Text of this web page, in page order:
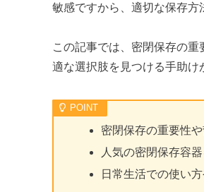
敏感ですから、適切な保存方
この記事では、密閉保存の
適な選択肢を見つける手助け
密閉保存の重要性
人気の密閉保存容
日常生活での使い